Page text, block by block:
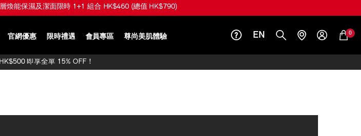
煥能保濕及潔面限時 1+1 組合 HK$460 (總值 HK$790)
官網優惠 限時禮遇 會員專區 尊尚美肌體驗 EN 0
即享全單 15% OFF！